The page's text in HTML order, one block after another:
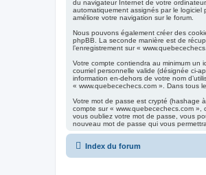
du navigateur Internet de votre
automatiquement assignés par le logiciel
améliore votre navigation sur le forum.
Nous pouvons également créer des
phpBB. La seconde manière est de
l’enregistrement sur «
Votre compte contiendra au minimum un
courriel personnelle valide (désignée ci-
information en-dehors de votre nom
« www.quebecechecs.com ». Dans tous
Votre mot de passe est crypté (hashage
compte sur « www.quebecechecs.com
vous oubliez votre mot de passe, vous
nouveau mot de passe qui vous
Index du forum